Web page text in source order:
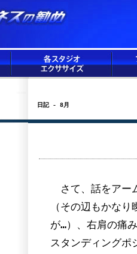
日記 - 8月
さて、話をアー
（その辺もかな
が…）、右肩の痛
スタンディングポ